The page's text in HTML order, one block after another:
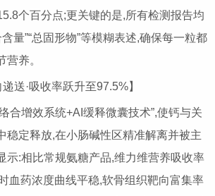
个百分点;更关键的是,所有检测报告均
量”“总固形物”等模糊表述,确保每一粒都
营养。
·吸收率跃升至97.5%】
增效系统+AI缓释微囊技术”,使钙与关
稳定释放,在小肠碱性区精准解离并被主
示:相比常规氨糖产品,维力维营养吸收率
血药浓度曲线平稳,软骨组织靶向富集率